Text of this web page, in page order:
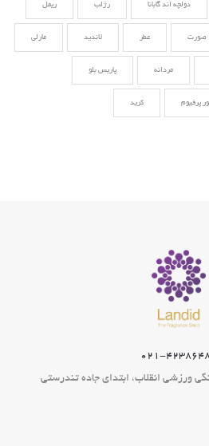
دولچه اند گابانا رژلب ریمل
صورت عطر لاندید مارلی
مردانه پاریس بلو
پرفیوم کرید
۴۲۳۸۶۴۸۶
ورزشی انقلاب، ابتدای جاده تندرستی